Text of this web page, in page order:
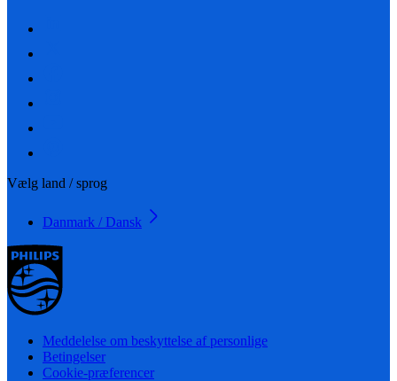
Vælg land / sprog
Danmark / Dansk
Meddelelse om beskyttelse af personlige
Betingelser
Cookie-præferencer